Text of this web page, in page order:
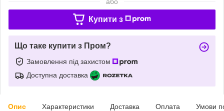
Купити з
Що таке купити з Пром?
Замовлення під захистом
Доступна доставка
Опис Характеристики Доставка Оплата Умови